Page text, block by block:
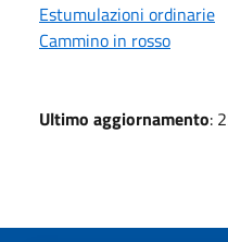
Estumulazioni ordinarie
Cammino in rosso
Ultimo aggiornamento: